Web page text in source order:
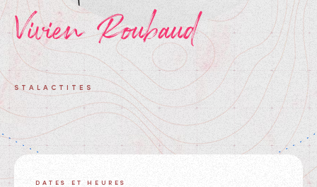
Vivien Roubaud
STALACTITES
DATES ET HEURES